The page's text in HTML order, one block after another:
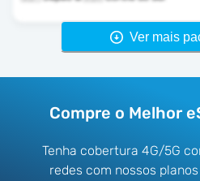
Ver mais
Compre o Melhor
Tenha cobertura 4G/5G
redes com nossos